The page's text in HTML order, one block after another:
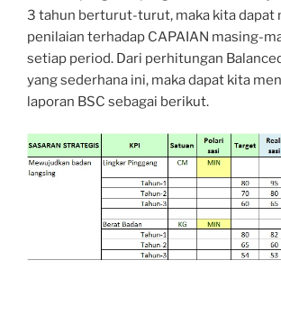
3 tahun berturut-turut, maka kita dapat
penilaian terhadap CAPAIAN masing-
setiap period. Dari perhitungan
yang sederhana ini, maka dapat kita
laporan BSC sebagai berikut.